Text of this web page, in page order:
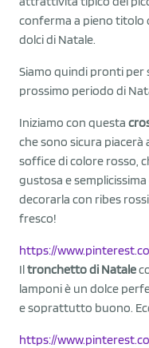
conferma a pieno titolo
dolci di Natale.
Siamo quindi pronti per
prossimo periodo di
Iniziamo con questa
che sono sicura
soffice di colore rosso,
gustosa e
decorarla con ribes
fresco!
https://
Iltronchetto di Natale
lamponi è un dolce
e soprattutto buono.
https://